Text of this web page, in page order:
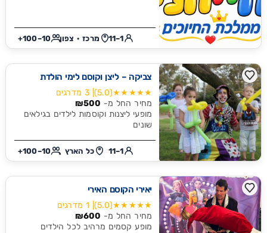
1–11 מרכז · צפון 10–100+
צביקה – ליצן וקוסם לימי הולדת
★★★★★
(5.0)
| 3 מדרגים
מחיר החל מ- ₪500
מופעי ליצנות וקוסמות לילדים בגילאים
שונים
1–11 כל הארץ 10–100+
יאירי הקוסם האירי
★★★★★
(5.0)
מחיר החל מ- ₪600
מופע קסמים מרהיב לכל הילדים